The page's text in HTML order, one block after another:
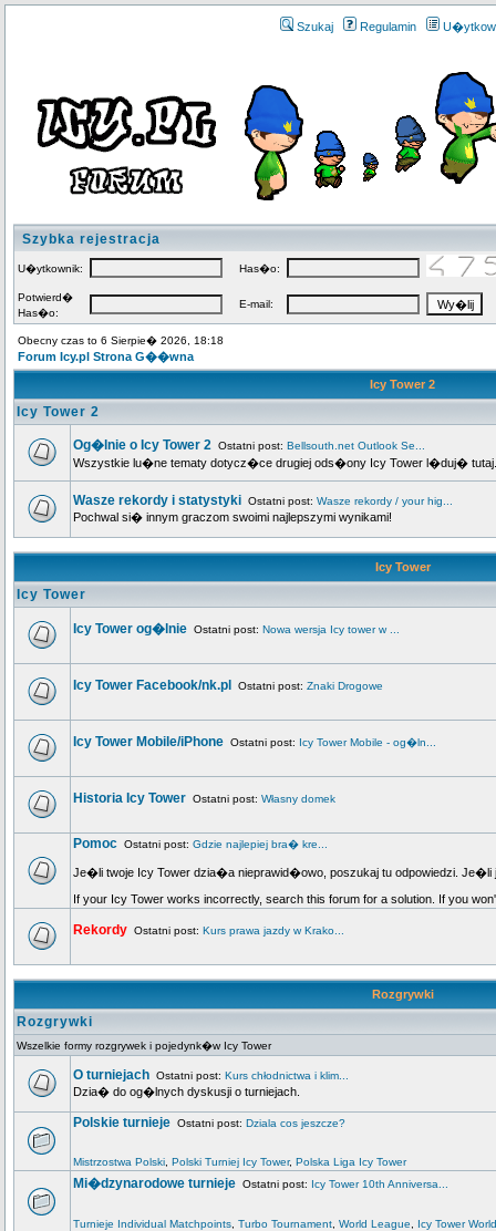
Szukaj Regulamin
Szybka rejestracja
U�ytkownik: Has�o:
Potwierd�
Has�o:
E-mail:
Obecny czas to 6 Sierpie� 2026, 18:18
Forum Icy.pl Strona G��wna
Icy Tower 2
Icy Tower 2
Og�lnie o Icy Tower 2 Ostatni post: Bellsouth.net Outlook Se...
Wszystkie lu�ne tematy dotycz�ce drugiej ods�ony Icy Tower l�duj� tutaj.
Wasze rekordy i statystyki Ostatni post: Wasze rekordy / your hig...
Pochwal si� innym graczom swoimi najlepszymi wynikami!
Icy Tower
Icy Tower
Icy Tower og�lnie Ostatni post: Nowa wersja Icy tower w ...
Icy Tower Facebook/nk.pl Ostatni post: Znaki Drogowe
Icy Tower Mobile/iPhone Ostatni post: Icy Tower Mobile - og�ln...
Historia Icy Tower Ostatni post: Własny domek
Pomoc Ostatni post: Gdzie najlepiej bra� kre...
Je�li twoje Icy Tower dzia�a nieprawid�owo, poszukaj tu odpowiedzi.
If your Icy Tower works incorrectly, search this forum for a solution. If you
Rekordy Ostatni post: Kurs prawa jazdy w Krako...
Rozgrywki
Rozgrywki
Wszelkie formy rozgrywek i pojedynk�w Icy Tower
O turniejach Ostatni post: Kurs chłodnictwa i klim...
Dzia� do og�lnych dyskusji o turniejach.
Polskie turnieje Ostatni post: Dziala cos jeszcze?
Mistrzostwa Polski Polski Turniej Icy Tower, Polska Liga Icy Tower
Mi�dzynarodowe turnieje Ostatni post: Icy Tower 10th Anniversa...
Turnieje Individual Matchpoints Turbo Tournament World League Icy Tower